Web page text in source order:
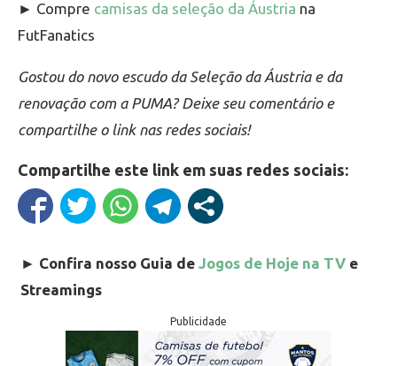
► Compre camisas da seleção da Áustria na
FutFanatics
Gostou do novo escudo da Seleção da Áustria e da
renovação com a PUMA? Deixe seu comentário e
compartilhe o link nas redes sociais!
Compartilhe este link em suas redes sociais:
► Confira nosso Guia de Jogos de Hoje na TV e
Streamings
Publicidade